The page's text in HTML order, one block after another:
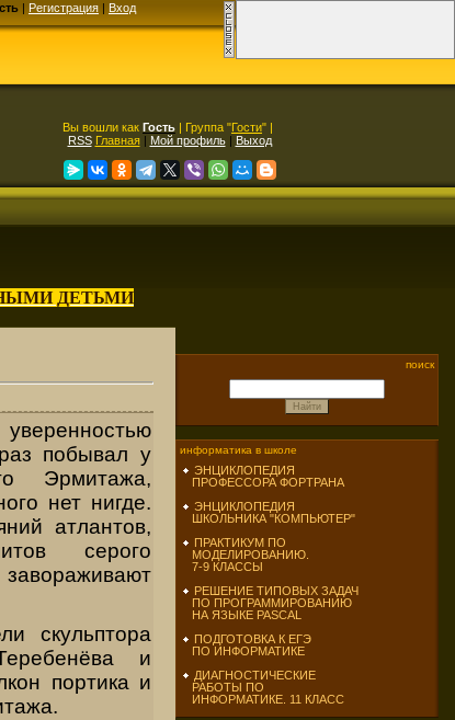
| Регистрация | Вход
Вы вошли как Гость | Группа "Гости" |
RSS Главная| Мой профиль| Выход
ДЕТЬМИ
побывал у
Эрмитажа,
нет нигде.
атлантов,
серого
скульптора
и
портика и
поиск
информатика в школе
ЭНЦИКЛОПЕДИЯ
ПРОФЕССОРА ФОРТРАНА
ЭНЦИКЛОПЕДИЯ
ШКОЛЬНИКА "КОМПЬЮТЕР"
ПРАКТИКУМ ПО
МОДЕЛИРОВАНИЮ.
7-9 КЛАССЫ
РЕШЕНИЕ ТИПОВЫХ ЗАДАЧ
ПО ПРОГРАММИРОВАНИЮ
НА ЯЗЫКЕ PASCAL
ПОДГОТОВКА К ЕГЭ
ПО ИНФОРМАТИКЕ
ДИАГНОСТИЧЕСКИЕ
РАБОТЫ ПО
ИНФОРМАТИКЕ. 11 КЛАСС